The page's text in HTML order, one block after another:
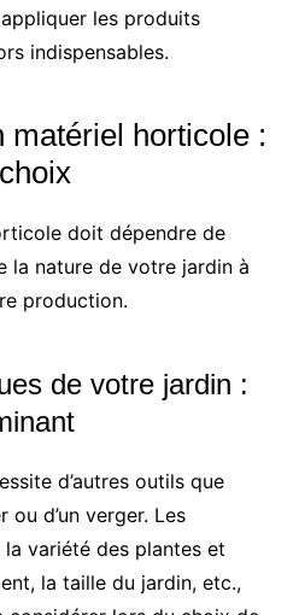
les produits
indispensables.
matériel horticole :
doit dépendre de
la nature de votre jardin à
production.
de votre jardin :
d’autres outils que
ou d’un verger. Les
variété des plantes et
la taille du jardin, etc.,